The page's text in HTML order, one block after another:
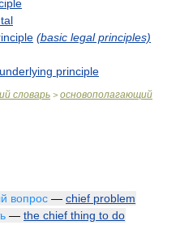
(basic legal principles)
underlying principle
словарь > основополагающий
вопрос — chief problem
— the chief thing to do